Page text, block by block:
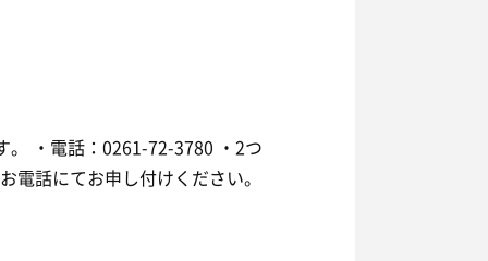
。 ・電話：0261-72-3780 ・2つ
話にてお申し付けください。